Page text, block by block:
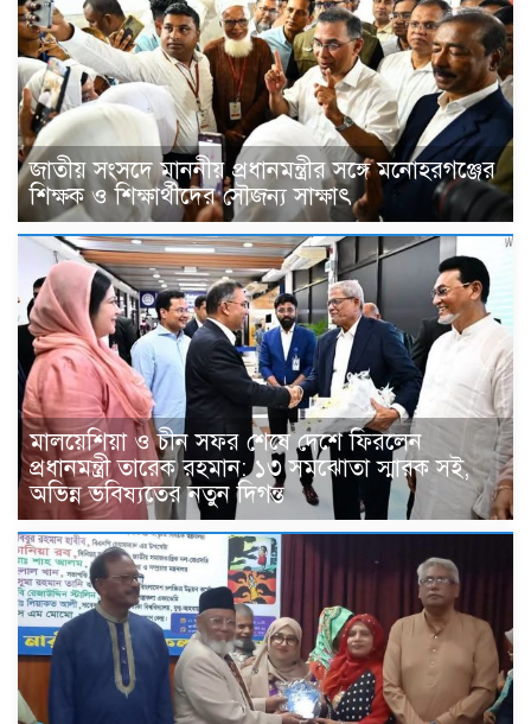
জাতীয় সংসদে মাননীয় প্রধানমন্ত্রীর সঙ্গে মনোহরগঞ্জের
শিক্ষক ও শিক্ষার্থীদের সৌজন্য সাক্ষাৎ
মালয়েশিয়া ও চীন সফর শেষে দেশে ফিরলেন
প্রধানমন্ত্রী তারেক রহমান: ১৩ সমঝোতা স্মারক সই,
অভিন্ন ভবিষ্যতের নতুন দিগন্ত